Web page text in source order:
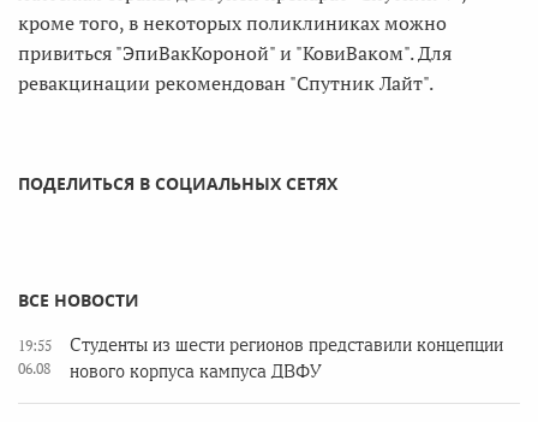
кроме того, в некоторых поликлиниках можно
привиться "ЭпиВакКороной" и "КовиВаком". Для
ревакцинации рекомендован "Спутник Лайт".
ПОДЕЛИТЬСЯ В СОЦИАЛЬНЫХ СЕТЯХ
ВСЕ НОВОСТИ
19:55
06.08
Студенты из шести регионов представили концепции
нового корпуса кампуса ДВФУ